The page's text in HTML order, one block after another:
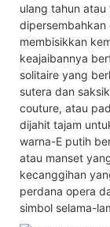
ulang tahun
membisikkan
keajaibannya
solitaire yang
sutera dan
couture, atau
dijahit tajam
warna-E putih
atau manset
kecanggihan
perdana opera
simbol selama-